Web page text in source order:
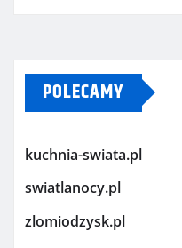
POLECAMY
kuchnia-swiata.pl
swiatlanocy.pl
zlomiodzysk.pl